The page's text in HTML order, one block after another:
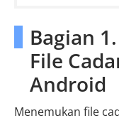
Bagian
File
Android
Menemukan file